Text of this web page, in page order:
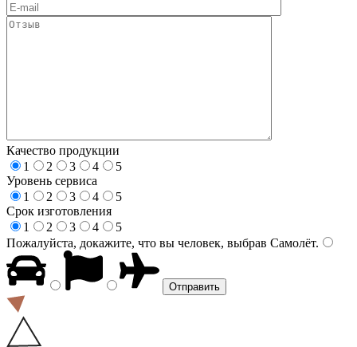
Качество продукции
1
2 3 4
5
Уровень сервиса
1
2 3 4
5
Срок изготовления
1
2 3 4
5
Пожалуйста, докажите, что вы человек, выбрав Самолёт.